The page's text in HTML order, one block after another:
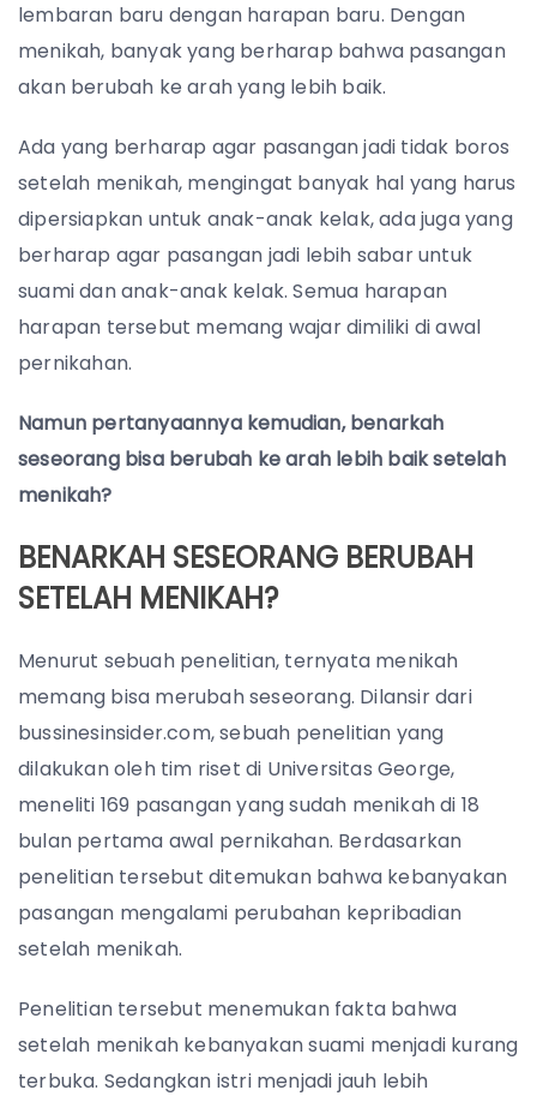
lembaran baru dengan harapan baru. Dengan
menikah, banyak yang berharap bahwa pasangan
akan berubah ke arah yang lebih baik.
Ada yang berharap agar pasangan jadi tidak boros
setelah menikah, mengingat banyak hal yang harus
dipersiapkan untuk anak-anak kelak, ada juga yang
berharap agar pasangan jadi lebih sabar untuk
suami dan anak-anak kelak.Semua harapan
harapan tersebut memang wajar dimiliki di awal
pernikahan.
Namun pertanyaannya kemudian, benarkah
seseorang bisa berubah ke arah lebih baik setelah
menikah?
BENARKAH SESEORANG BERUBAH
SETELAH MENIKAH?
Menurut sebuah penelitian, ternyata menikah
memang bisa merubah seseorang. Dilansir dari
bussinesinsider.com, sebuah penelitian yang
dilakukan oleh tim riset di Universitas George,
meneliti 169 pasangan yang sudah menikah di 18
bulan pertama awal pernikahan. Berdasarkan
penelitian tersebut ditemukan bahwa kebanyakan
pasangan mengalami perubahan kepribadian
setelah menikah.
Penelitian tersebut menemukan fakta bahwa
setelah menikah kebanyakan suami menjadi kurang
terbuka. Sedangkan istri menjadi jauh lebih